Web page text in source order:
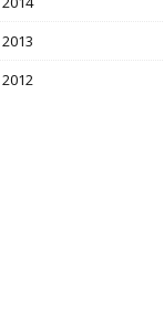
2013
2012